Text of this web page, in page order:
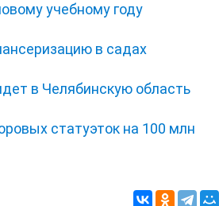
учебному году
в садах
в Челябинскую область
статуэток на 100 млн